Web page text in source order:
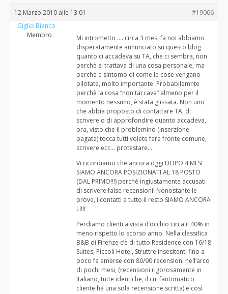
12 Marzo 2010 alle 13:01
#19066
Giglio Bianco
Membro
Mi intrometto …. circa 3 mesi fa noi abbiamo
disperatamente annunciato su questo blog
quanto ci accadeva su TA, che ci sembra, non
perchè si trattava di una cosa personale, ma
perchè è sintomo di come le cose vengano
pilotate, molto importante. Probabilemnte
perchè la cosa “non taccava” almeno per il
momento nessuno, è stata glissata. Non uno
che abbia proposto di contattare TA, di
scrivere o di approfondire quanto accadeva,
ora, visto che il problemino (inserzione
pagata) tocca tutti volete fare fronte comune,
scrivere ecc… protestare…
Vi ricordiamo che ancora oggi DOPO 4 MESI
SIAMO ANCORA POSIZIONATI AL 18 POSTO
(DAL PRIMO!!!) perchè ingiustamente accusati
di scrivere false recensioni! Nonostante le
prove, i contatti e tutto il resto SIAMO ANCORA
LI!!!
Perdiamo clienti a vista d’occhio circa il 40% in
meno rispetto lo scorso anno. Nella classifica
B&B di Firenze c’è di tutto Residence con 16/18
Suites, Piccoli Hotel, Struttre insesitenti fino a
poco fa emerse con 80/90 recensioni nell’arco
di pochi mesi, (recensioni rigorosamente in
Italiano, tutte identiche, il cui fantomatico
cliente ha una sola recensione scritta) e così